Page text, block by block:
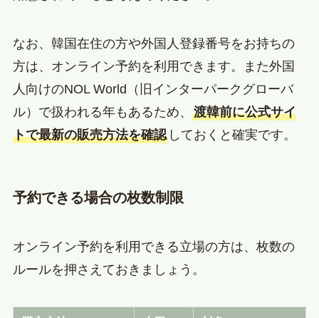
なお、韓国在住の方や外国人登録番号をお持ちの
方は、オンライン予約を利用できます。また外国
人向けのNOL World（旧インターパークグローバ
ル）で扱われる年もあるため、 渡韓前に公式サイ
トで最新の販売方法を確認しておくと確実です。
予約できる場合の枚数制限
オンライン予約を利用できる立場の方は、枚数の
ルールを押さえておきましょう。